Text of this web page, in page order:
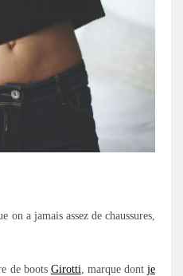
on a jamais assez de chaussures,
de boots Girotti, marque dontje